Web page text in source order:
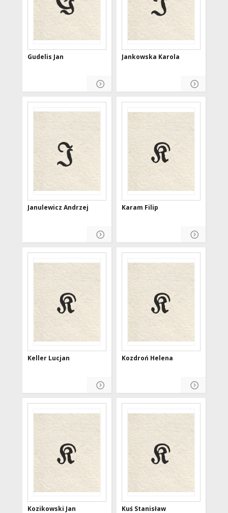
Gudelis Jan Jankowska Karola
Janulewicz Andrzej Karam Filip
Keller Lucjan Kozdroń Helena
Kozikowski Jan Kuś Stanisław